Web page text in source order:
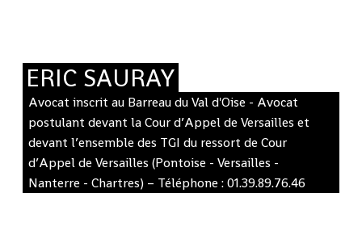
ERIC SAURAY
Avocat inscrit au Barreau du Val d'Oise - Avocat
postulant devant la Cour d’Appel de Versailles et
devant l’ensemble des TGI du ressort de Cour
d’Appel de Versailles (Pontoise - Versailles -
Nanterre - Chartres) – Téléphone : 01.39.89.76.46